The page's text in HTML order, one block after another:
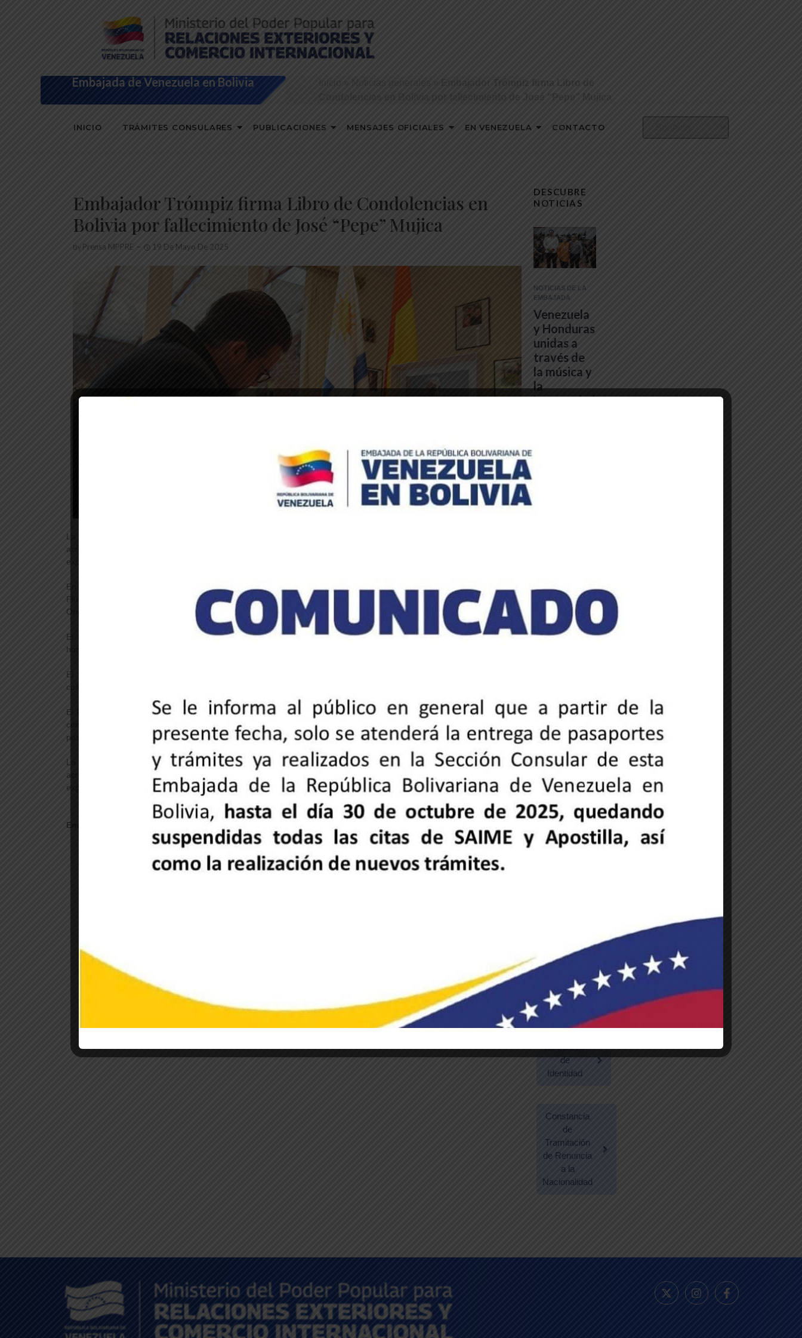
Embajada de Venezuela en Bolivia
Embajador Trómpiz firma Libro de
Condolencias en Bolivia por fallecimiento de José “Pepe” Mujica
INICIO TRÁMITES CONSULARES PUBLICACIONES MENSAJES OFICIALES EN VENEZUELA CONTACTO
Embajador Trómpiz firma Libro de Condolencias en
Bolivia por fallecimiento de José “Pepe” Mujica
By Prensa MPPRE 19 De Mayo De 2025
acreditadas en el país, así como para ciudadanos que quisieran expresar su pesar y respeto por el fallecimiento del
expresidente
En un gesto de solidaridad y profundo respeto, el embajador de la República Bolivariana de Venezuela ante el Estado
Plurinacional de Bolivia, César Trómpiz, firmó el Libro de Condolencias, abierto por la Embajada de la República
Oriental del Uruguay en La Paz, en homenaje al expresidente José “Pepe” Mujica.
El Libro de Condolencias se habilitó para recibir mensajes de autoridades, Cuerpo Diplomático y amigos como
homenaje al emblemático líder uruguayo.
El embajador Trómpiz fue recibido cordialmente por su homólogo uruguayo, Fernando Mar Merello, con quien
compartió palabras de aliento ante la pérdida de Mujica.
El Presidente de la República Bolivariana de Venezuela, Nicolás Maduro, expresó -a través de sus redes sociales- sus
condolencias a los familiares y seguidores del líder uruguayo y exmandatario, José “Pepe” Mujica, quien falleció el
pasado martes 13 de mayo, a los 89 años de edad.
La Embajada de Uruguay en Bolivia mantuvo sus puertas abiertas para todas las representaciones diplomáticas
acreditadas en el país, así como para ciudadanos que quisieran expresar su pesar y respeto por el fallecimiento del
expresidente.
Embajada de Venezuela en Bolivia
DESCUBRE
NOTICIAS
NOTICIAS DE LA
EMBAJADA
Venezuela
y Honduras
unidas a
través de
la música y
la
hermandad
Trómpiz
participa
en actos
conmemorativos
Libertario
de América
26 de mayo de
OTROS
Documento
de Viaje
de
Soltería
Verificación
de
Identidad
Constancia
de
Tramitación
de Renuncia
a la
Nacionalidad